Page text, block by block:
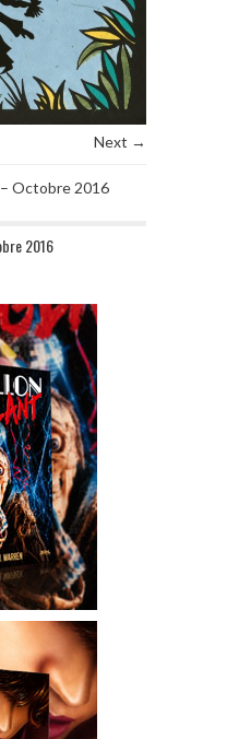
Next →
Octobre 2016
2016